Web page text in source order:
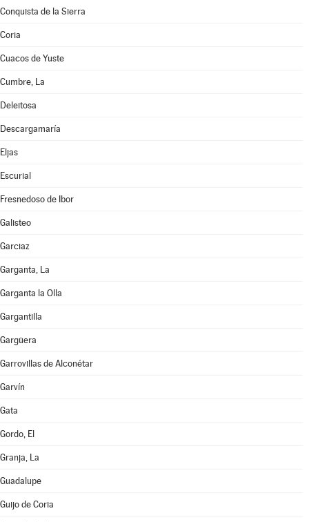
Conquista de la Sierra
Coria
Cuacos de Yuste
Cumbre, La
Deleitosa
Descargamaría
Eljas
Escurial
Fresnedoso de Ibor
Galisteo
Garciaz
Garganta, La
Garganta la Olla
Gargantilla
Gargüera
Garrovillas de Alconétar
Garvín
Gata
Gordo, El
Granja, La
Guadalupe
Guijo de Coria